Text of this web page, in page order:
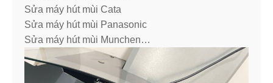
Sửa máy hút mùi Cata
Sửa máy hút mùi Panasonic
Sửa máy hút mùi Munchen…